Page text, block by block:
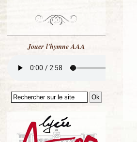
Jouer l'hymne AAA